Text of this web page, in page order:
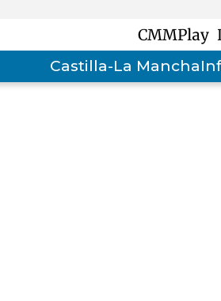
CMMPlay
Castilla-La Mancha